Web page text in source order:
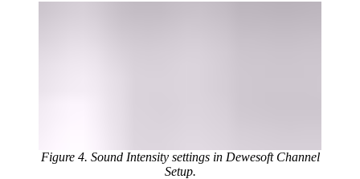
Figure 4. Sound Intensity settings in Dewesoft Channel
Setup.